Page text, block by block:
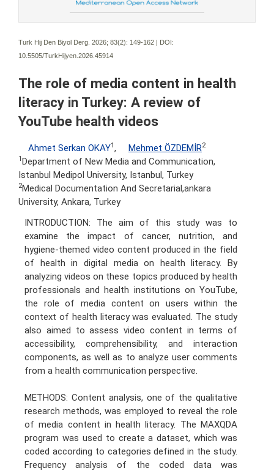
Turk Hij Den Biyol Derg. 2026; 83(2): 149-162 | DOI:
10.5505/TurkHijyen.2026.45914
The role of media content in health
literacy in Turkey: A review of
YouTube health videos
Ahmet Serkan OKAY1 , Mehmet ÖZDEMİR2
1 Department of New Media and Communication,
Istanbul Medipol University, Istanbul, Turkey
2Medical Documentation And Secretarial,ankara
University, Ankara, Turkey
INTRODUCTION: The aim of this study was to
examine the impact of cancer, nutrition, and
hygiene-themed video content produced in the field
of health in digital media on health literacy. By
analyzing videos on these topics produced by health
professionals and health institutions on YouTube,
the role of media content on users within the
context of health literacy was evaluated. The study
also aimed to assess video content in terms of
accessibility, comprehensibility, and interaction
components, as well as to analyze user comments
from a health communication perspective.
METHODS: Content analysis, one of the qualitative
research methods, was employed to reveal the role
of media content in health literacy. The MAXQDA
program was used to create a dataset, which was
coded according to categories defined in the study.
Frequency analysis of the coded data was